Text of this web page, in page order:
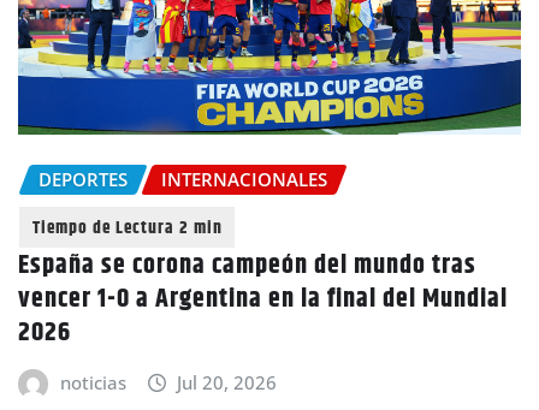
DEPORTES INTERNACIONALES
España se corona campeón del mundo tras
vencer 1-0 a Argentina en la final del Mundial
2026
noticias Jul 20, 2026